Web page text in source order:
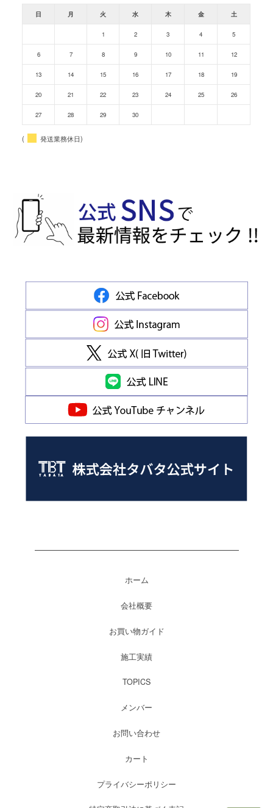
日 月 火 水 木 金 土
1 2 3 4 5
6 7 8 9 10 11 12
13 14 15 16 17 18 19
20 21 22 23 24 25 26
27 28 29 30
( 発送業務休日)
ホーム
会社概要
お買い物ガイド
施工実績
TOPICS
メンバー
お問い合わせ
カート
プライバシーポリシー